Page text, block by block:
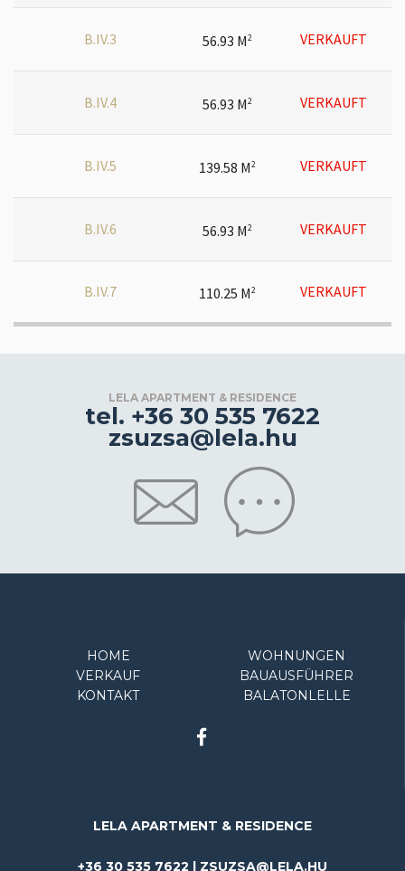
B.IV.3 56.93 M2 VERKAUFT
B.IV.4 56.93 M2 VERKAUFT
B.IV.5 139.58 M2 VERKAUFT
B.IV.6 56.93 M2 VERKAUFT
B.IV.7 110.25 M2 VERKAUFT
LELA APARTMENT & RESIDENCE
tel. +36 30 535 7622
zsuzsa@lela.hu
HOME
WOHNUNGEN
VERKAUF
BAUAUSFÜHRER
KONTAKT
BALATONLELLE
LELA APARTMENT & RESIDENCE
+36 30 535 7622 | ZSUZSA@LELA.HU